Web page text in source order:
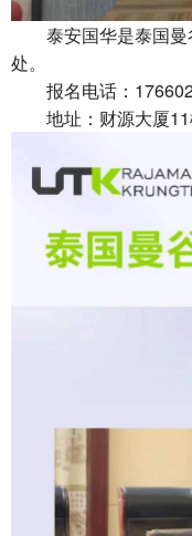
泰安国华是泰国
处。
报名电话：
地址：财源大厦